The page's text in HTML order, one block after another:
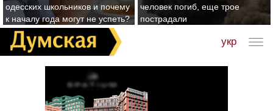
одесских школьников и почему
к началу года могут не успеть?
человек погиб, еще трое
пострадали
укр